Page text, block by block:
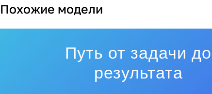
Похожие модели
Путь от задачи до
результата